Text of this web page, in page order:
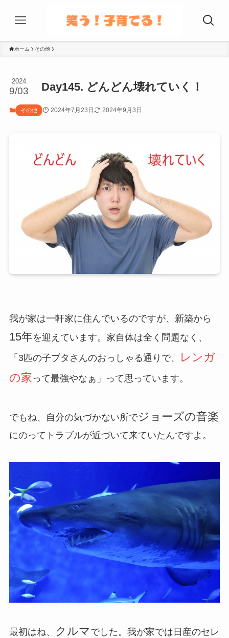
ホーム その他
Day145. どんどん壊れていく！
2024
9/03
その他 2024年7月23日 2024年9月3日
我が家は一軒家に住んでいるのですが、新築から
15年を迎えています。家自体は全く問題なく、
「3匹の子ブタさんのおっしゃる通りで、
レンガ
の家って最強やなぁ」って思っています。
でもね、自分の気づかない所でジョーズの音楽
にのってトラブルが近づいて来ていたんですよ。
最初はね、 クルマ でした。我が家では日産のセレ